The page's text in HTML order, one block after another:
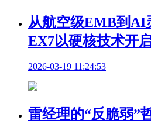
从航空级EMB到AI
EX7以硬核技术开
2026-03-19 11:24:53
雷经理的“反脆弱”